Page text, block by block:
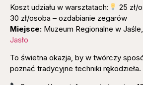
Koszt udziału w warsztatach:
25 zł/
30 zł/osoba – ozdabianie zegarów
Miejsce: Muzeum Regionalne w
Jasło
To świetna okazja, by w twórczy
poznać tradycyjne techniki rękodzieła.